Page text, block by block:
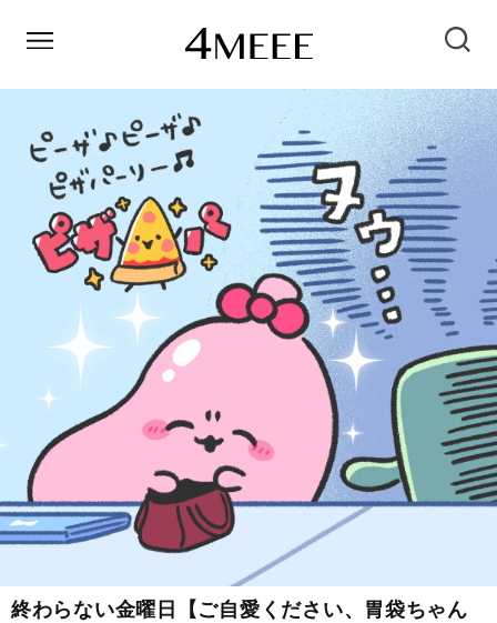
終わらない金曜日【ご自愛ください、胃袋ちゃん